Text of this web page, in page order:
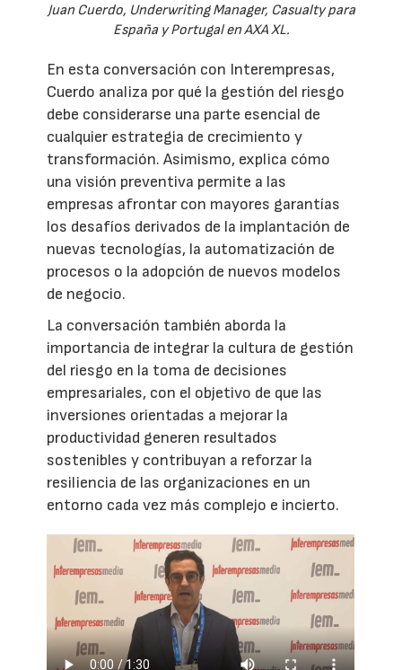
Juan Cuerdo, Underwriting Manager, Casualty para
España y Portugal en AXA XL.
En esta conversación con Interempresas,
Cuerdo analiza por qué la gestión del riesgo
debe considerarse una parte esencial de
cualquier estrategia de crecimiento y
transformación. Asimismo, explica cómo
una visión preventiva permite a las
empresas afrontar con mayores garantías
los desafíos derivados de la implantación de
nuevas tecnologías, la automatización de
procesos o la adopción de nuevos modelos
de negocio.
La conversación también aborda la
importancia de integrar la cultura de gestión
del riesgo en la toma de decisiones
empresariales, con el objetivo de que las
inversiones orientadas a mejorar la
productividad generen resultados
sostenibles y contribuyan a reforzar la
resiliencia de las organizaciones en un
entorno cada vez más complejo e incierto.